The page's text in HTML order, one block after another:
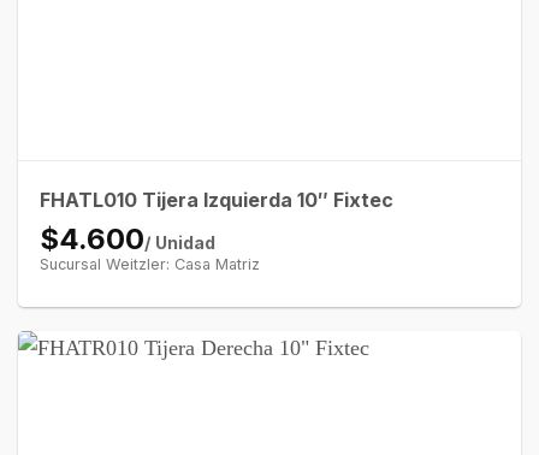
FHATL010 Tijera Izquierda 10″ Fixtec
$4.600/ Unidad
Sucursal Weitzler: Casa Matriz